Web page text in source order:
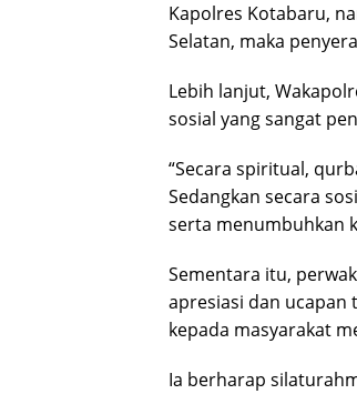
Kapolres Kotabaru,
Selatan, maka
Lebih lanjut,
sosial yang sangat
“Secara spiritual,
Sedangkan secara
serta menumbuhkan
Sementara itu,
apresiasi dan ucapan
kepada masyarakat
Ia berharap